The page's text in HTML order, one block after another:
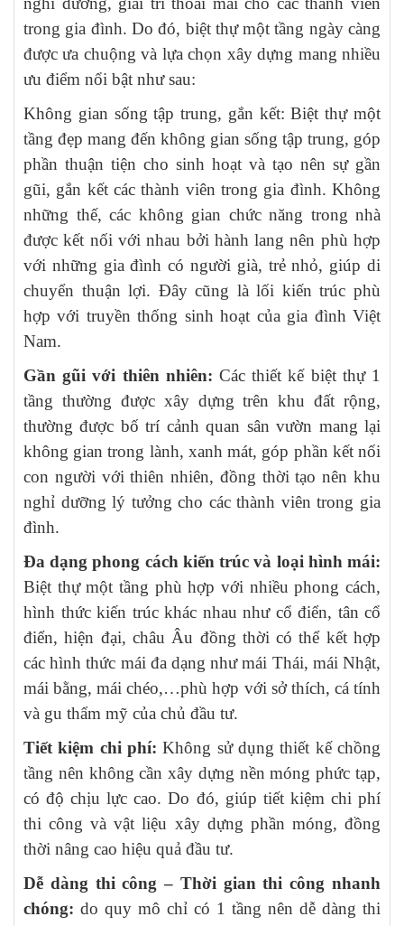
trong gia đình. Do đó, biệt thự một tầng ngày càng
được ưa chuộng và lựa chọn xây dựng mang nhiều
ưu điểm nổi bật như sau:
Không gian sống tập trung, gắn kết: Biệt thự một
tầng đẹp mang đến không gian sống tập trung, góp
phần thuận tiện cho sinh hoạt và tạo nên sự gần
gũi, gắn kết các thành viên trong gia đình. Không
những thế, các không gian chức năng trong nhà
được kết nối với nhau bởi hành lang nên phù hợp
với những gia đình có người già, trẻ nhỏ, giúp di
chuyển thuận lợi. Đây cũng là lối kiến trúc phù
hợp với truyền thống sinh hoạt của gia đình Việt
Nam.
Gần gũi với thiên nhiên: Các thiết kế biệt thự 1
tầng thường được xây dựng trên khu đất rộng,
thường được bố trí cảnh quan sân vườn mang lại
không gian trong lành, xanh mát, góp phần kết nối
con người với thiên nhiên, đồng thời tạo nên khu
nghỉ dưỡng lý tưởng cho các thành viên trong gia
đình.
Đa dạng phong cách kiến trúc và loại hình mái:
Biệt thự một tầng phù hợp với nhiều phong cách,
hình thức kiến trúc khác nhau như cổ điển, tân cổ
điển, hiện đại, châu Âu đồng thời có thể kết hợp
các hình thức mái đa dạng như mái Thái, mái Nhật,
mái bằng, mái chéo,…phù hợp với sở thích, cá tính
và gu thẩm mỹ của chủ đầu tư.
Tiết kiệm chi phí: Không sử dụng thiết kế chồng
tầng nên không cần xây dựng nền móng phức tạp,
có độ chịu lực cao. Do đó, giúp tiết kiệm chi phí
thi công và vật liệu xây dựng phần móng, đồng
thời nâng cao hiệu quả đầu tư.
Dễ dàng thi công – Thời gian thi công nhanh
chóng: do quy mô chỉ có 1 tầng nên dễ dàng thi